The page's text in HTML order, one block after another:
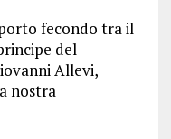
fecondo tra il
del
Allevi,
nostra